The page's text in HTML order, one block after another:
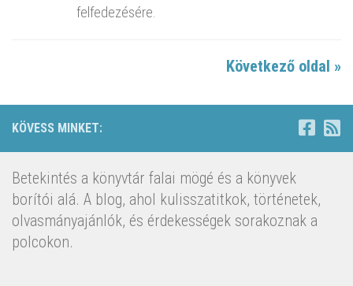
felfedezésére.
Következő oldal »
KÖVESS MINKET:
Betekintés a könyvtár falai mögé és a könyvek
borítói alá. A blog, ahol kulisszatitkok, történetek,
olvasmányajánlók, és érdekességek sorakoznak a
polcokon.